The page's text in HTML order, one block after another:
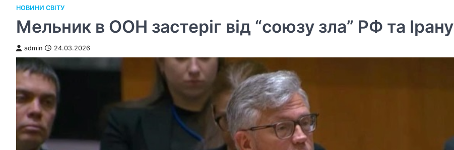
НОВИНИ СВІТУ
Мельник в ООН застеріг від “союзу зла” РФ та Ірану
admin 24.03.2026